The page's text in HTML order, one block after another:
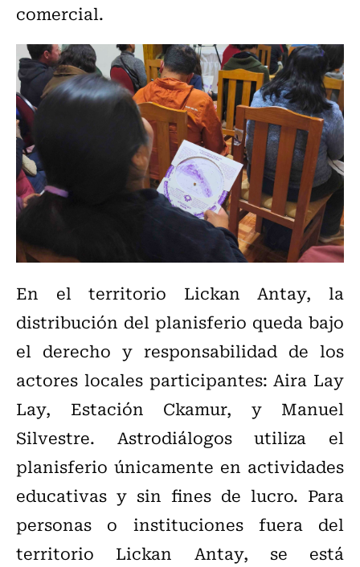
comercial.
En el territorio Lickan Antay, la
distribución del planisferio queda bajo
el derecho y responsabilidad de los
actores locales participantes: Aira Lay
Lay, Estación Ckamur, y Manuel
Silvestre. Astrodiálogos utiliza el
planisferio únicamente en actividades
educativas y sin fines de lucro. Para
personas o instituciones fuera del
territorio Lickan Antay, se está